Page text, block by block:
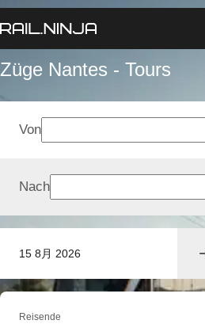
Züge Nantes - Tours
15 8月 2026
Von
Nach
Reisende